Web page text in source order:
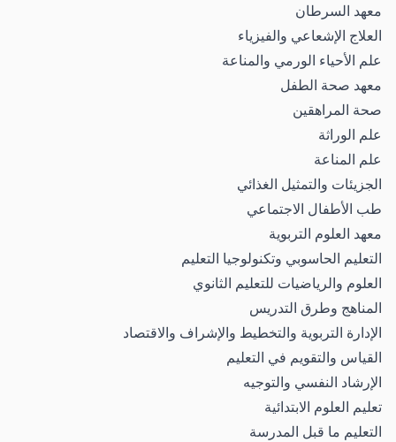
معهد السرطان
العلاج الإشعاعي والفيزياء
علم الأحياء الورمي والمناعة
معهد صحة الطفل
صحة المراهقين
علم الوراثة
علم المناعة
الجزيئات والتمثيل الغذائي
طب الأطفال الاجتماعي
معهد العلوم التربوية
التعليم الحاسوبي وتكنولوجيا التعليم
العلوم والرياضيات للتعليم الثانوي
المناهج وطرق التدريس
الإدارة التربوية والتخطيط والإشراف والاقتصاد
القياس والتقويم في التعليم
الإرشاد النفسي والتوجيه
تعليم العلوم الابتدائية
التعليم ما قبل المدرسة